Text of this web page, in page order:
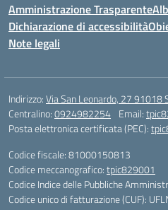
Amministrazione Trasparente
Dichiarazione di accessibilità
Note legali
Indirizzo:Via San Leonardo, 27 91018
Centralino:0924982254 Email:
Posta elettronica certificata (PEC):
Codice fiscale: 81000150813
Codice meccanografico:tpic829001
Codice Indice delle Pubbliche
Codice unico di fatturazione (CUF):